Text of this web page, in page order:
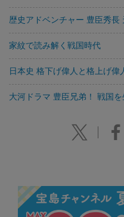
歴史アドベンチャー 豊臣秀
家紋で読み解く戦国時代
日本史 格下げ偉人と格上げ偉
大河ドラマ 豊臣兄弟！ 戦国